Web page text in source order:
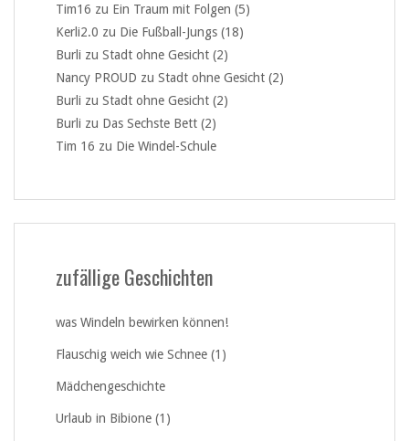
Tim16 zu Ein Traum mit Folgen (5)
Kerli2.0 zu Die Fußball-Jungs (18)
Burli zu Stadt ohne Gesicht (2)
Nancy PROUD zu Stadt ohne Gesicht (2)
Burli zu Stadt ohne Gesicht (2)
Burli zu Das Sechste Bett (2)
Tim 16 zu Die Windel-Schule
zufällige Geschichten
was Windeln bewirken können!
Flauschig weich wie Schnee (1)
Mädchengeschichte
Urlaub in Bibione (1)